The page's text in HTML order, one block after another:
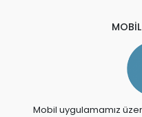
Mobil uygulamamız